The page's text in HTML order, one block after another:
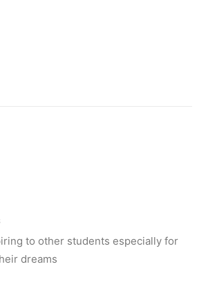
to other students especially for
dreams